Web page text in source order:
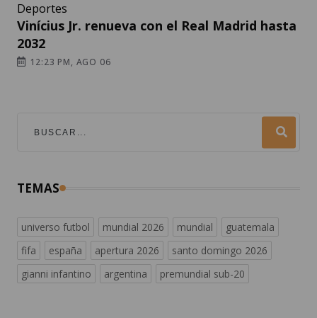
Deportes
Vinícius Jr. renueva con el Real Madrid hasta
2032
12:23 PM, AGO 06
TEMAS
universo futbol mundial 2026 mundial
guatemala
fifa
españa apertura 2026
santo domingo 2026
gianni infantino
argentina premundial sub-20